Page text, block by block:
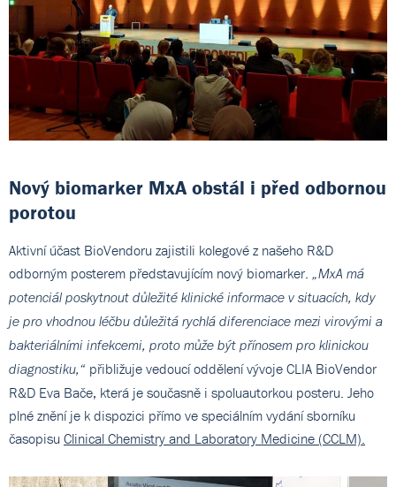
Nový biomarker MxA obstál i před odbornou
porotou
Aktivní účast BioVendoru zajistili kolegové z našeho R&D
odborným posterem představujícím nový biomarker. „MxA má
potenciál poskytnout důležité klinické informace v situacích, kdy
je pro vhodnou léčbu důležitá rychlá diferenciace mezi virovými a
bakteriálními infekcemi, proto může být přínosem pro klinickou
diagnostiku,“ přibližuje vedoucí oddělení vývoje CLIA BioVendor
R&D Eva Bače, která je současně i spoluautorkou posteru. Jeho
plné znění je k dispozici přímo ve speciálním vydání sborníku
časopisu Clinical Chemistry and Laboratory Medicine (CCLM).